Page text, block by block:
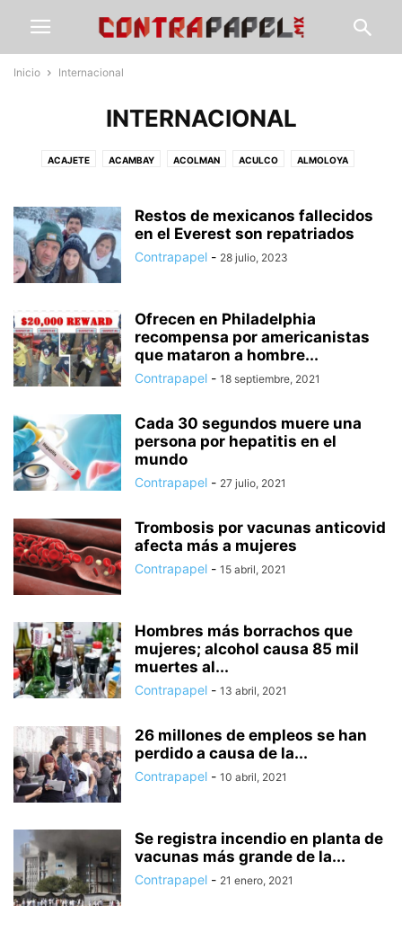
Inicio Internacional
INTERNACIONAL
ACAJETE ACAMBAY ACOLMAN ACULCO ALMOLOYA
ATENCO ATIZAPÁN
AZCAPOTZALCO CALIMAYA CALPULALPAN CDMX CHALCO
CHAPA DE MOTA CHAPINGO CHIAUTLA CHICOLOAPAN
CHICONCUAC
CUAUTITLÁN IZCALLI CUAUTLA CULTURA DEPORTE
ECATZINGO EDUCACIÓN ELECCIÓN ESTADO DE MÉXICO
ELECCIONES EDOMEX
HUIXQUILUCAN INTERNACIONAL ISIDRO FABELA
IXTAPAN DE LA SAL IXTLAHUACA JALTENCO JILOTEPEC
JILOTZINGO JIQUIPILCO
JUCHITEPEC LA PAZ LEGISLATURA LERMA
NACIONAL NAUCÁLPAN NEXTLALPAN NEZAHUALCÓYOTL
NICOLÁS ROMERO OCOYOACAC
OTUMBA OTZOLOTEPEC
SAN MARTÍN DE LAS PIRÁMIDES SAN MATEO ATENCO SEGURIDAD
SIN CATEGORÍA SOYANIQUILPAN TECÁMAC TECNOLOGÍA
TEJUPILCO TEMAMATLA TEMASCALAPA
TEMASCALTEPEC TEMOAYA TENANCINGO TENANGO DEL AIRE
Restos de mexicanos fallecidos
en el Everest son repatriados
Contrapapel - 28 julio, 2023
Ofrecen en Philadelphia
recompensa por americanistas
que mataron a hombre...
Contrapapel - 18 septiembre, 2021
Cada 30 segundos muere una
persona por hepatitis en el
mundo
Contrapapel - 27 julio, 2021
Trombosis por vacunas anticovid
afecta más a mujeres
Contrapapel - 15 abril, 2021
Hombres más borrachos que
mujeres; alcohol causa 85 mil
muertes al...
Contrapapel - 13 abril, 2021
26 millones de empleos se han
perdido a causa de la...
Contrapapel - 10 abril, 2021
Se registra incendio en planta de
vacunas más grande de la...
Contrapapel - 21 enero, 2021